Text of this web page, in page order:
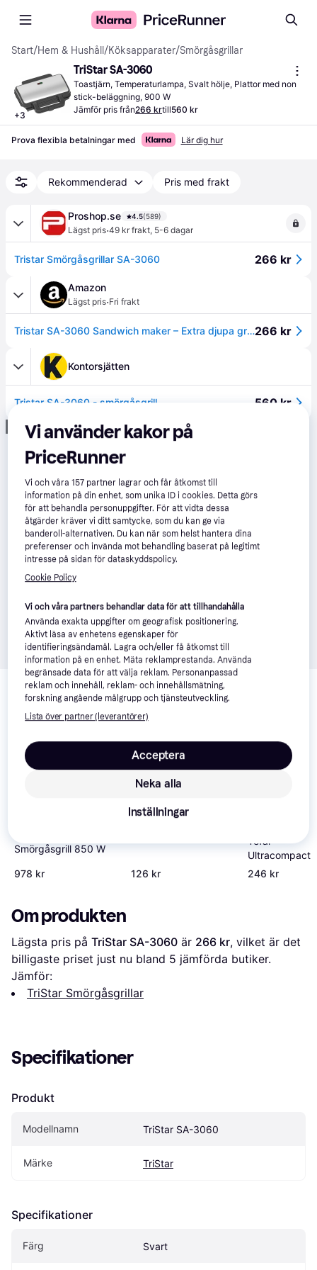
Start/Hem & Hushåll /Köksapparater/Smörgåsgrillar
+3
TriStar SA-3060
Toastjärn, Temperaturlampa, Svalt hölje, Plattor med non
stick-beläggning, 900 W
Jämför pris från266 krtill560 kr
Prova flexibla betalningar med Lär dig hur
Rekommenderad Pris med frakt
Proshop.se 4.5(589)
Lägst pris·49 kr frakt, 5-6 dagar
Tristar Smörgåsgrillar SA-3060 266 kr
Amazon
Lägst pris·Fri frakt
Tristar SA-3060 Sandwich maker – Extra djupa grillplattor – Två åt gången266 kr
Kontorsjätten
Tristar SA-3060 - smörgåsgrill 560 kr
Annons
Relaterade produkter
Vi har plockat fram ett urval av produkter som kanske skulle
intressera dig. Visa alla
Smörgåsgrill 850 W
978 kr 126 kr
Tefal
Ultracompact
246 kr
Om produkten
Lägsta pris på TriStar SA-3060 är 266 kr, vilket är det
billigaste priset just nu bland 5 jämförda butiker.
Jämför:
TriStar Smörgåsgrillar
Specifikationer
Produkt
Modellnamn TriStar SA-3060
Märke TriStar
Specifikationer
Färg Svart
Vi använder kakor på
PriceRunner
Vi och våra157 partner lagrar och får åtkomst till
information på din enhet, som unika ID i cookies. Detta görs
för att behandla personuppgifter. För att vidta dessa
åtgärder kräver vi ditt samtycke, som du kan ge via
banderoll-alternativen. Du kan när som helst hantera dina
preferenser och invända mot behandling baserat på legitimt
intresse på sidan för dataskyddspolicy.
Cookie Policy
Vi och våra partners behandlar data för att tillhandahålla
Använda exakta uppgifter om geografisk positionering.
Aktivt läsa av enhetens egenskaper för
identifieringsändamål. Lagra och/eller få åtkomst till
information på en enhet. Mäta reklamprestanda. Använda
begränsade data för att välja reklam. Personanpassad
reklam och innehåll, reklam- och innehållsmätning,
forskning angående målgrupp och tjänsteutveckling.
Lista över partner (leverantörer)
Neka alla
Acceptera
Inställningar